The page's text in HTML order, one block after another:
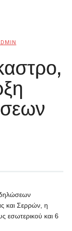
δηλώσεων
και Σερρών, η
εσωτερικού και 6